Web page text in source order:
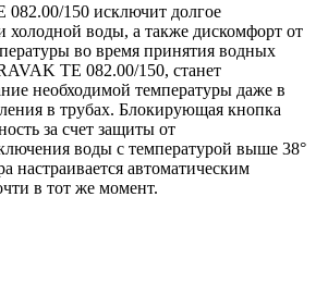
150 исключит долгое
холодной воды, а также дискомфорт от
во время принятия водных
TE 082.00/150, станет
необходимой температуры даже в
в трубах. Блокирующая кнопка
за счет защиты от
воды с температурой выше 38°
настраивается автоматическим
в тот же момент.